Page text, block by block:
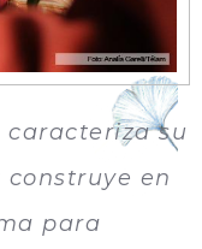
caracteriza su
en
para